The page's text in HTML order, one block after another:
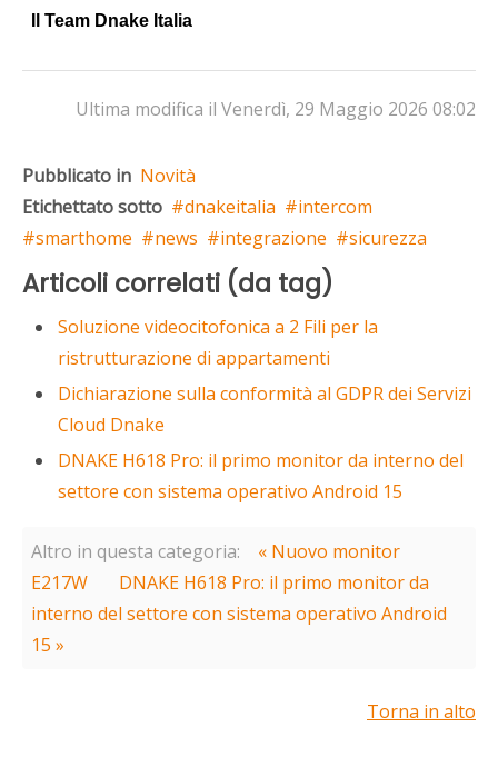
Il Team Dnake Italia
Ultima modifica il Venerdì, 29 Maggio 2026 08:02
Pubblicato in Novità
Etichettato sotto
dnakeitalia
intercom
smarthome
news integrazione sicurezza
Articoli correlati (da tag)
Soluzione videocitofonica a 2 Fili per la
ristrutturazione di appartamenti
Dichiarazione sulla conformità al GDPR dei Servizi
Cloud Dnake
DNAKE H618 Pro: il primo monitor da interno del
settore con sistema operativo Android 15
Altro in questa categoria:
« Nuovo monitor
E217W
DNAKE H618 Pro: il primo monitor da
interno del settore con sistema operativo Android
15 »
Torna in alto